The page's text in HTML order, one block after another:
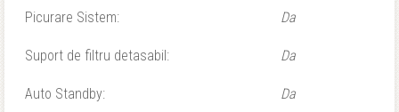
Picurare Sistem: Da
Suport de filtru detasabil: Da
Auto Standby: Da